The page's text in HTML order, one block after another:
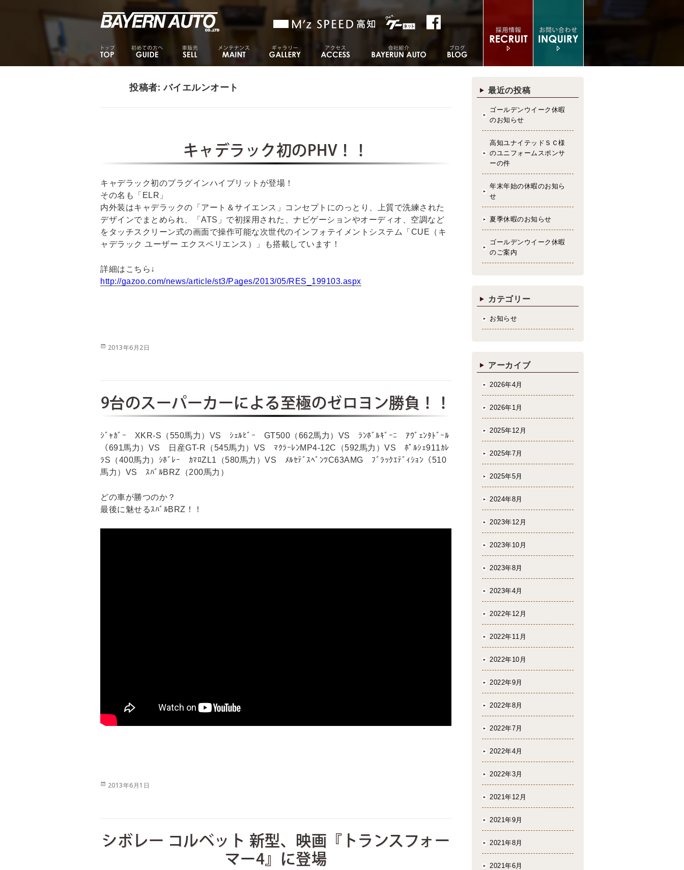
投稿者:バイエルンオート
キャデラック初のPHV！！
キャデラック初のプラグインハイブリットが登場！
その名も「ELR」
内外装はキャデラックの「アート＆サイエンス」コンセプトにのっとり、上質で洗練された
デザインでまとめられ、「ATS」で初採用された、ナビゲーションやオーディオ、空調など
をタッチスクリーン式の画面で操作可能な次世代のインフォテイメントシステム「CUE（キ
ャデラック ユーザー エクスペリエンス）」も搭載しています！
詳細はこちら↓
http://gazoo.com/news/article/st3/Pages/2013/05/RES_199103.aspx
投
2013年6月2日
9台のスーパーカーによる至極のゼロヨン勝負！！
ｼﾞｬｶﾞｰ XKR-S（550馬力）VS ｼｪﾙﾋﾞｰ GT500（662馬力）VS ﾗﾝﾎﾞﾙｷﾞｰﾆ ｱｳﾞｪﾝﾀﾄﾞｰﾙ
（691馬力）VS 日産GT-R（545馬力）VS ﾏｸﾗｰﾚﾝMP4-12C（592馬力）VS ﾎﾟﾙｼｪ911ｶﾚ
ﾗS（400馬力）ｼﾎﾞﾚｰ ｶﾏﾛZL1（580馬力）VS ﾒﾙｾﾃﾞｽﾍﾞﾝﾂC63AMG ﾌﾞﾗｯｸｴﾃﾞｨｼｮﾝ（510
馬力）VS ｽﾊﾞﾙBRZ（200馬力）
どの車が勝つのか？
最後に魅せるｽﾊﾞﾙBRZ！！
投
2013年6月1日
シボレー コルベット 新型、映画『トランスフォー
マー4』に登場
最近の投稿
ゴールデンウイーク休暇
のお知らせ
高知ユナイテッドＳＣ様
のユニフォームスポンサ
ーの件
年末年始の休暇のお知ら
せ
夏季休暇のお知らせ
ゴールデンウイーク休暇
のご案内
カテゴリー
お知らせ
アーカイブ
2026年4月
2026年1月
2025年12月
2025年7月
2025年5月
2024年8月
2023年12月
2023年10月
2023年8月
2023年4月
2022年12月
2022年11月
2022年10月
2022年9月
2022年8月
2022年7月
2022年4月
2022年3月
2021年12月
2021年9月
2021年8月
2021年6月